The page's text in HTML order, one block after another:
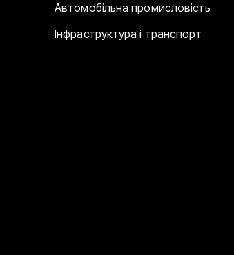
Автомобільна промисловість
Інфраструктура і транспорт